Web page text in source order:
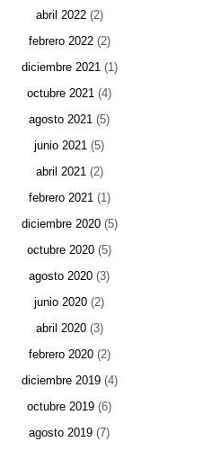
abril 2022(2)
febrero 2022(2)
diciembre 2021(1)
octubre 2021 (4)
agosto 2021 (5)
junio 2021 (5)
abril 2021(2)
febrero 2021(1)
diciembre 2020(5)
octubre 2020 (5)
agosto 2020 (3)
junio 2020 (2)
abril 2020(3)
febrero 2020(2)
diciembre 2019(4)
octubre 2019 (6)
agosto 2019 (7)